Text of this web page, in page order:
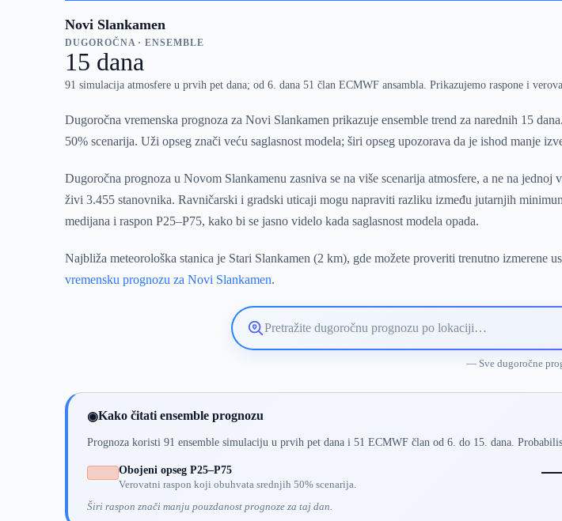
Novi Slankamen
DUGOROČNA · ENSEMBLE
15 dana
91 simulacija atmosfere u prvih pet dana; od 6. dana 51 član ECMWF ansambla. Prikazujemo raspone i
Dugoročna vremenska prognoza za Novi Slankamen prikazuje ensemble trend za narednih 15
50% scenarija. Uži opseg znači veću saglasnost modela; širi opseg upozorava da je ishod manje
Dugoročna prognoza u Novom Slankamenu zasniva se na više scenarija atmosfere, a ne na
živi 3.455 stanovnika. Ravničarski i gradski uticaji mogu napraviti razliku između jutarnjih
medijana i raspon P25–P75, kako bi se jasno videlo kada saglasnost modela opada.
Najbliža meteorološka stanica je Stari Slankamen (2 km), gde možete proveriti trenutno izmerene
vremensku prognozu za Novi Slankamen.
Pretražite
lokaciju
— Sve dugoročne
◉Kako čitati ensemble prognozu
Prognoza koristi 91 ensemble simulaciju u prvih pet dana i 51 ECMWF član od 6. do 15. dana.
Obojeni opseg P25–P75
Verovatni raspon koji obuhvata srednjih 50% scenarija.
Širi raspon znači manju pouzdanost prognoze za taj dan.